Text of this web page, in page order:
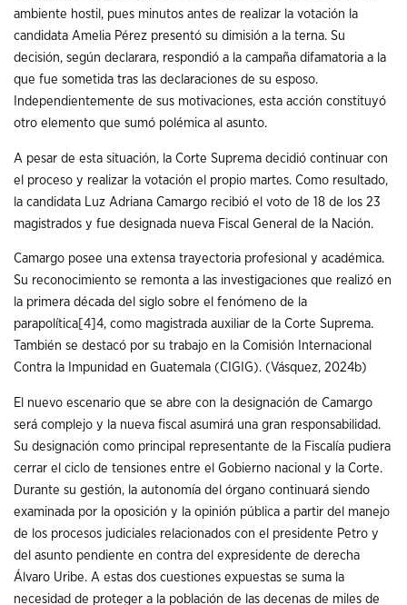
ambiente hostil, pues minutos antes de realizar la votación la
candidata Amelia Pérez presentó su dimisión a la terna. Su
decisión, según declarara, respondió a la campaña difamatoria a la
que fue sometida tras las declaraciones de su esposo.
Independientemente de sus motivaciones, esta acción constituyó
otro elemento que sumó polémica al asunto.
A pesar de esta situación, la Corte Suprema decidió continuar con
el proceso y realizar la votación el propio martes. Como resultado,
la candidata Luz Adriana Camargo recibió el voto de 18 de los 23
magistrados y fue designada nueva Fiscal General de la Nación.
Camargo posee una extensa trayectoria profesional y académica.
Su reconocimiento se remonta a las investigaciones que realizó en
la primera década del siglo sobre el fenómeno de la
parapolítica [4] 4, como magistrada auxiliar de la Corte Suprema.
También se destacó por su trabajo en la Comisión Internacional
Contra la Impunidad en Guatemala (CIGIG). (Vásquez, 2024b)
El nuevo escenario que se abre con la designación de Camargo
será complejo y la nueva fiscal asumirá una gran responsabilidad.
Su designación como principal representante de la Fiscalía pudiera
cerrar el ciclo de tensiones entre el Gobierno nacional y la Corte.
Durante su gestión, la autonomía del órgano continuará siendo
examinada por la oposición y la opinión pública a partir del manejo
de los procesos judiciales relacionados con el presidente Petro y
del asunto pendiente en contra del expresidente de derecha
Álvaro Uribe. A estas dos cuestiones expuestas se suma la
necesidad de proteger a la población de las decenas de miles de